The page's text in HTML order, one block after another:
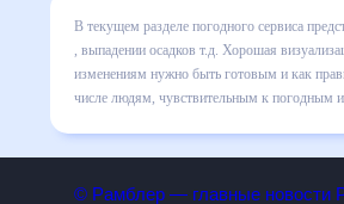
В текущем разделе погодного
включает все сведения по
динамике и даст понять, какая
спланировать 30 дней. Подобный